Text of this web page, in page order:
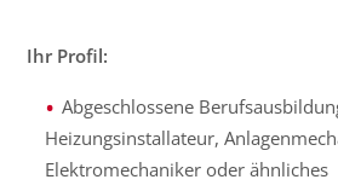
Ihr Profil:
Abgeschlossene
Heizungsinstallateur,
Elektromechaniker oder ähnliches